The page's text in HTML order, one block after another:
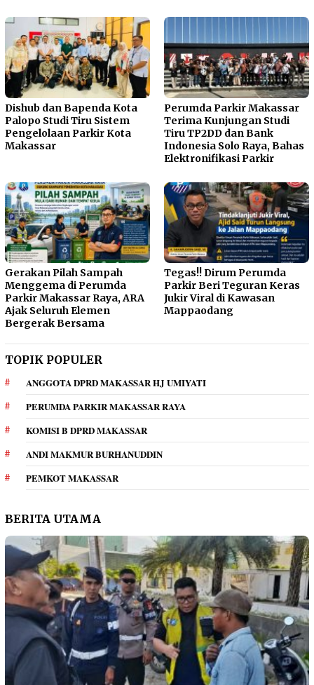
Dishub dan Bapenda Kota
Palopo Studi Tiru Sistem
Pengelolaan Parkir Kota
Makassar
Perumda Parkir Makassar
Terima Kunjungan Studi
Tiru TP2DD dan Bank
Indonesia Solo Raya, Bahas
Elektronifikasi Parkir
Gerakan Pilah Sampah
Menggema di Perumda
Parkir Makassar Raya, ARA
Ajak Seluruh Elemen
Bergerak Bersama
Tegas!! Dirum Perumda
Parkir Beri Teguran Keras
Jukir Viral di Kawasan
Mappaodang
TOPIK POPULER
ANGGOTA DPRD MAKASSAR HJ UMIYATI
PERUMDA PARKIR MAKASSAR RAYA
KOMISI B DPRD MAKASSAR
ANDI MAKMUR BURHANUDDIN
PEMKOT MAKASSAR
BERITA UTAMA